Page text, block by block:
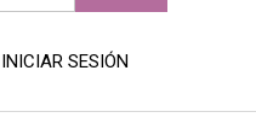
INICIAR SESIÓN